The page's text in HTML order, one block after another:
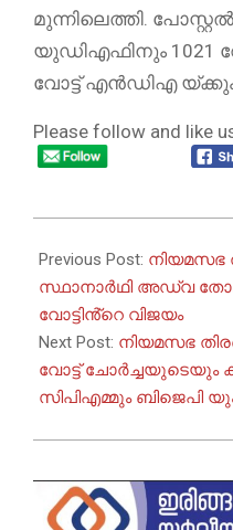
മുന്നിലെത്തി.
യുഡിഎഫിനും 1021
വോട്ട് എൻഡിഎ യ്ക്കും
Please follow and like
05-
07
Previous Post:
സ്ഥാനാർഥി അഡ്വ
വോട്ടിൻ്റെ വിജയം
Next Post: നിയമസഭ
വോട്ട് ചോർച്ചയുടെയും
സിപിഎമ്മും ബിജെപി